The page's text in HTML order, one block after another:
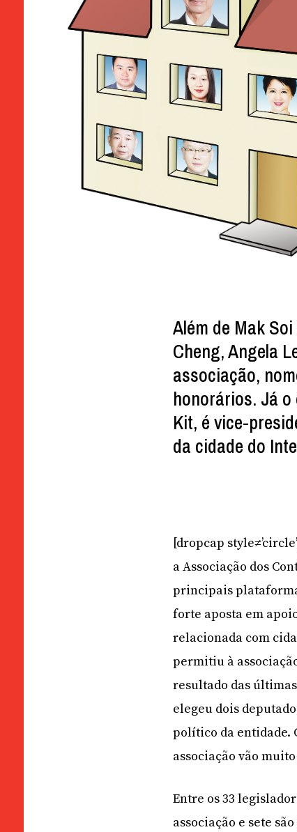
Além de Mak
Cheng, Angela
associação,
honorários. Já
Kit, é vice-
da cidade do
[dropcap
a Associação dos
principais
forte aposta em
relacionada com
permitiu à
resultado das
elegeu dois
político da entidade.
associação vão
Entre os 33
associação e sete